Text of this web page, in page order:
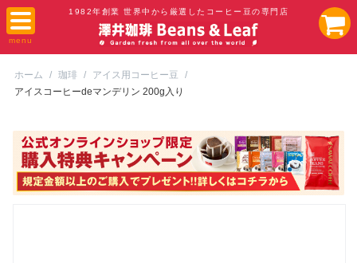
1982年創業 世界中から厳選したコーヒー豆の専門店
ホーム / 珈琲 / アイス用コーヒー豆
/
アイスコーヒーdeマンデリン 200g入り